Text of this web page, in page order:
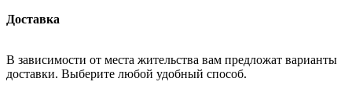
Доставка
В зависимости от места жительства вам предложат варианты
доставки. Выберите любой удобный способ.